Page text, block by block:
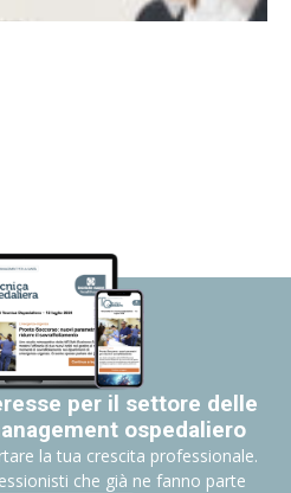
per il settore delle
ospedaliero
la tua crescita professionale.
che già ne fanno parte